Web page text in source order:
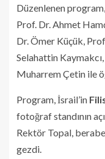
Düzenlenen
Prof. Dr. Ahmet
Dr. Ömer Küçük,
Selahattin
Muharrem Çetin ile
Program, İsrail’in
fotoğraf standının
Rektör Topal,
gezdi.